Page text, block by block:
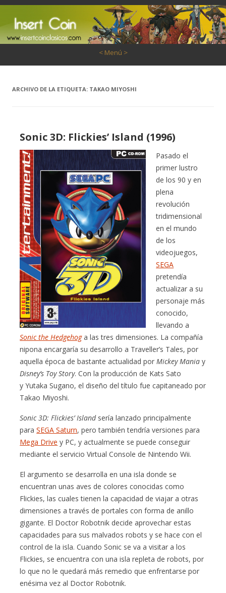
< Menú >
ARCHIVO DE LA ETIQUETA: TAKAO MIYOSHI
Sonic 3D: Flickies’ Island (1996)
Pasado el
primer lustro
de los 90 y en
plena
revolución
tridimensional
en el mundo
de los
videojuegos,
SEGA
pretendía
actualizar a su
personaje más
conocido,
llevando a
Sonic the Hedgehoga las tres dimensiones. La compañía
nipona encargaría su desarrollo a Traveller’s Tales, por
aquella época de bastante actualidad por Mickey Mania y
Disney’s Toy Story. Con la producción de Kats Sato
y Yutaka Sugano, el diseño del título fue capitaneado por
Takao Miyoshi.
Sonic 3D: Flickies’ Islandsería lanzado principalmente
paraSEGA Saturn, pero también tendría versiones para
Mega Drive y PC, y actualmente se puede conseguir
mediante el servicio Virtual Console de Nintendo Wii.
El argumento se desarrolla en una isla donde se
encuentran unas aves de colores conocidas como
Flickies, las cuales tienen la capacidad de viajar a otras
dimensiones a través de portales con forma de anillo
gigante. El Doctor Robotnik decide aprovechar estas
capacidades para sus malvados robots y se hace con el
control de la isla. Cuando Sonic se va a visitar a los
Flickies, se encuentra con una isla repleta de robots, por
lo que no le quedará más remedio que enfrentarse por
enésima vez al Doctor Robotnik.